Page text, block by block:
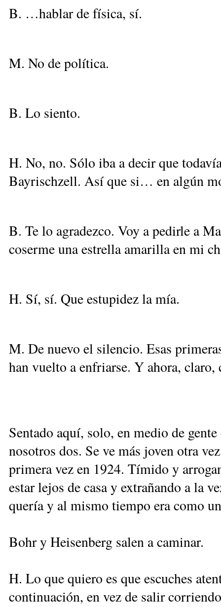
B. …hablar de física, sí.
M. No de política.
B. Lo siento.
H. No, no. Sólo iba a decir que
Bayrischzell. Así que si… en algún
B. Te lo agradezco. Voy a pedirle a
coserme una estrella amarilla en mi
H. Sí, sí. Que estupidez la mía.
M. De nuevo el silencio. Esas
han vuelto a enfriarse. Y ahora,
Sentado aquí, solo, en medio de
nosotros dos. Se ve más joven otra
primera vez en 1924. Tímido y
estar lejos de casa y extrañando a la
quería y al mismo tiempo era como
Bohr y Heisenberg salen a caminar.
H. Lo que quiero es que escuches
continuación, en vez de salir